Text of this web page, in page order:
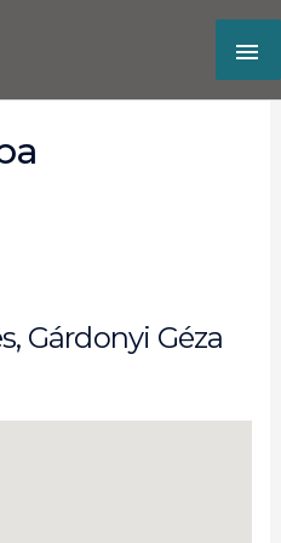
Gárdonyi Géza